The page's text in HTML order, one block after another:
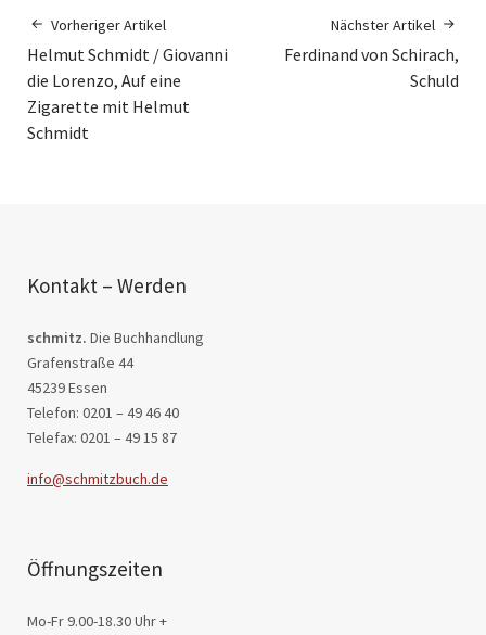
Vorheriger Artikel
Helmut Schmidt / Giovanni
die Lorenzo, Auf eine
Zigarette mit Helmut
Schmidt
Nächster Artikel
Ferdinand von Schirach,
Schuld
Kontakt – Werden
schmitz. Die Buchhandlung
Grafenstraße 44
45239 Essen
Telefon: 0201 – 49 46 40
Telefax: 0201 – 49 15 87
info@schmitzbuch.de
Öffnungszeiten
Mo-Fr 9.00-18.30 Uhr +